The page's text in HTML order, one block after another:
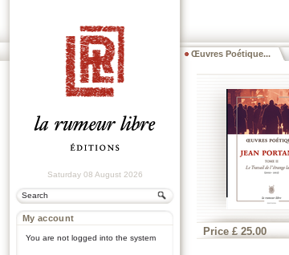
Œuvres Poétique...
Saturday 08 August 2026
My account
You are not logged into the system
Price £ 25.00